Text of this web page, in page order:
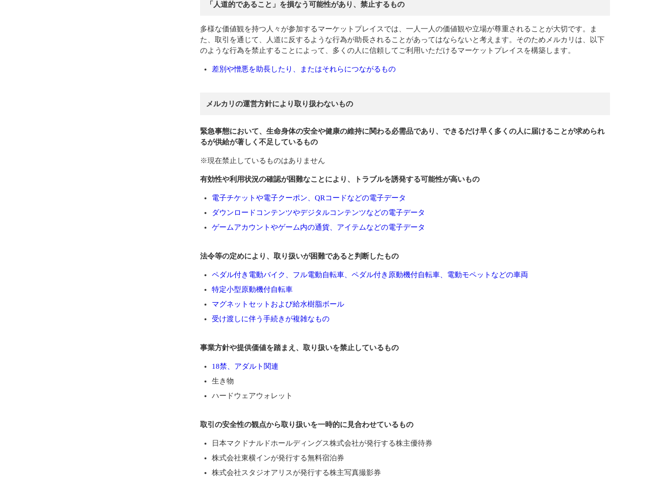
「人道的であること」を損なう可能性があり、禁止するもの
多様な価値観を持つ人々が参加するマーケットプレイスでは、一人一人の価値観や立場が尊重されることが大切です。ま
た、取引を通じて、人道に反するような行為が助長されることがあってはならないと考えます。そのためメルカリは、以下
のような行為を禁止することによって、多くの人に信頼してご利用いただけるマーケットプレイスを構築します。
差別や憎悪を助長したり、またはそれらにつながるもの
メルカリの運営方針により取り扱わないもの
緊急事態において、生命身体の安全や健康の維持に関わる必需品であり、できるだけ早く多くの人に届けることが求められ
るが供給が著しく不足しているもの
※現在禁止しているものはありません
有効性や利用状況の確認が困難なことにより、トラブルを誘発する可能性が高いもの
電子チケットや電子クーポン、QRコードなどの電子データ
ダウンロードコンテンツやデジタルコンテンツなどの電子データ
ゲームアカウントやゲーム内の通貨、アイテムなどの電子データ
法令等の定めにより、取り扱いが困難であると判断したもの
ペダル付き電動バイク、フル電動自転車、ペダル付き原動機付自転車、電動モペットなどの車両
特定小型原動機付自転車
マグネットセットおよび給水樹脂ボール
受け渡しに伴う手続きが複雑なもの
事業方針や提供価値を踏まえ、取り扱いを禁止しているもの
18禁、アダルト関連
生き物
ハードウェアウォレット
取引の安全性の観点から取り扱いを一時的に見合わせているもの
日本マクドナルドホールディングス株式会社が発行する株主優待券
株式会社東横インが発行する無料宿泊券
株式会社スタジオアリスが発行する株主写真撮影券